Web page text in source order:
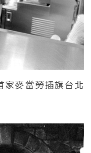
家麥當勞插旗台北